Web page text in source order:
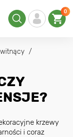
0
krzewy
i coraz